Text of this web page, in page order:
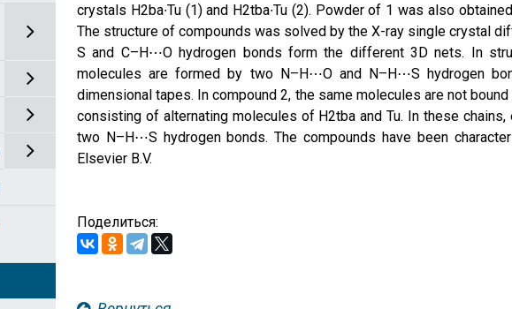
crystals H2ba∙Tu (1) and H2tba∙Tu (2). Powder of 1 was also
The structure of compounds was solved by the X-ray single crystal
S and C–H⋯O hydrogen bonds form the different 3D nets. In
molecules are formed by two N–H⋯O and N–H⋯S hydrogen
dimensional tapes. In compound 2, the same molecules are not
consisting of alternating molecules of H2tba and Tu. In these
two N–H⋯S hydrogen bonds. The compounds have been
Elsevier B.V.
Поделиться: